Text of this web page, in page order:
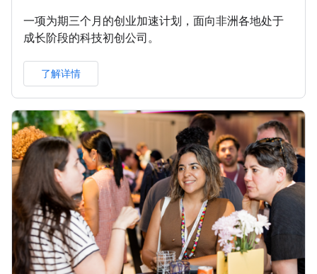
一项为期三个月的创业加速计划，面向非洲各地处于
成长阶段的科技初创公司。
了解详情